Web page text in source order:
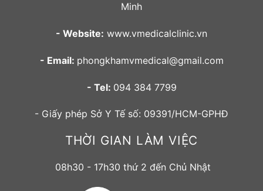
Minh
- Website: www.vmedicalclinic.vn
- Email: phongkhamvmedical@gmail.com
- Tel: 094 384 7799
- Giấy phép Sở Y Tế số: 09391/HCM-GPHĐ
THỜI GIAN LÀM VIỆC
08h30 - 17h30 thứ 2 đến Chủ Nhật